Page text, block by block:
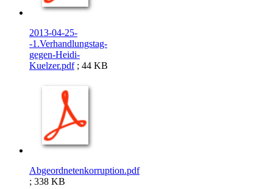
2013-04-25-
-1.Verhandlungstag-
gegen-Heidi-
Kuelzer.pdf; 44 KB
Abgeordnetenkorruption.pdf
; 338 KB